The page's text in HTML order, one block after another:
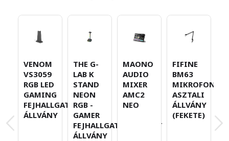
VENOM
VS3059
RGB LED
GAMING
FEJHALLGATÓ
ÁLLVÁNY
THE G-
LAB K
STAND
NEON
RGB -
GAMER
FEJHALLGATÓ/HEADSET
ÁLLVÁNY
MAONO
AUDIO
MIXER
AMC2
NEO
FIFINE
BM63
MIKROFON
ASZTALI
ÁLLVÁNY
(FEKETE)